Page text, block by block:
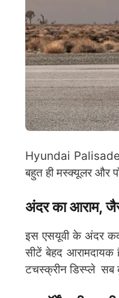
Hyundai Palisade
बहुत ही मस्क्यूलर और
अंदर का आराम,
इस एसयूवी के अंदर
सीटें बेहद आरामदायक
टचस्क्रीन डिस्प्ले सब